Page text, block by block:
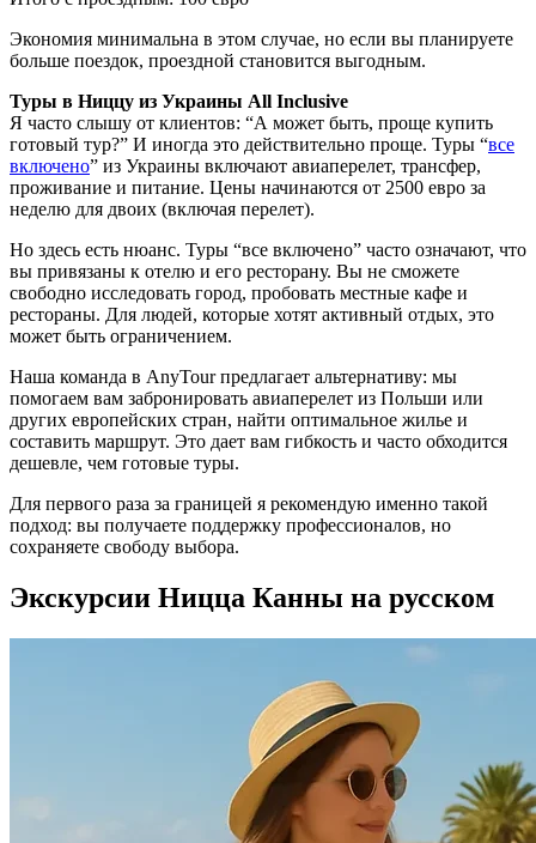
Экономия минимальна в этом случае, но если вы планируете
больше поездок, проездной становится выгодным.
Туры в Ниццу из Украины All Inclusive
Я часто слышу от клиентов: “А может быть, проще купить
готовый тур?” И иногда это действительно проще. Туры “все
включено” из Украины включают авиаперелет, трансфер,
проживание и питание. Цены начинаются от 2500 евро за
неделю для двоих (включая перелет).
Но здесь есть нюанс. Туры “все включено” часто означают, что
вы привязаны к отелю и его ресторану. Вы не сможете
свободно исследовать город, пробовать местные кафе и
рестораны. Для людей, которые хотят активный отдых, это
может быть ограничением.
Наша команда в AnyTour предлагает альтернативу: мы
помогаем вам забронировать авиаперелет из Польши или
других европейских стран, найти оптимальное жилье и
составить маршрут. Это дает вам гибкость и часто обходится
дешевле, чем готовые туры.
Для первого раза за границей я рекомендую именно такой
подход: вы получаете поддержку профессионалов, но
сохраняете свободу выбора.
Экскурсии Ницца Канны на русском